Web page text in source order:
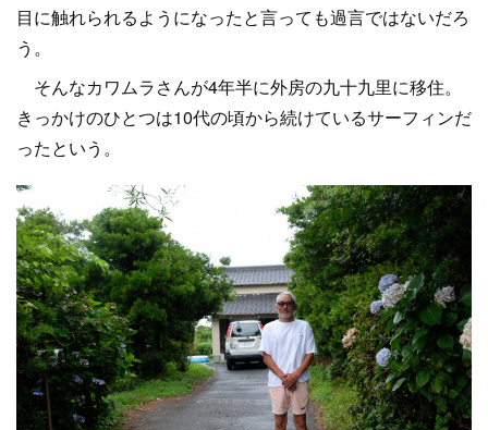
目に触れられるようになったと言っても過言ではないだろ
う。
そんなカワムラさんが4年半に外房の九十九里に移住。
きっかけのひとつは10代の頃から続けているサーフィンだ
ったという。